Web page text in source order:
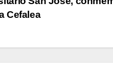
Cefalea